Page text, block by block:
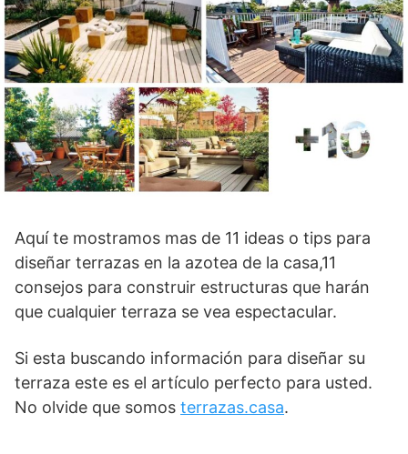
Aquí te mostramos mas de 11 ideas o tips para
diseñar terrazas en la azotea de la casa,11
consejos para construir estructuras que harán
que cualquier terraza se vea espectacular.
Si esta buscando información para diseñar su
terraza este es el artículo perfecto para usted.
No olvide que somos terrazas.casa.